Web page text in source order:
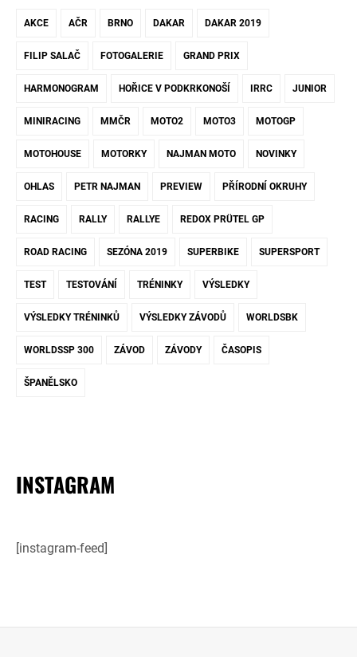
AKCE AČR BRNO DAKAR DAKAR 2019
FILIP SALAČ FOTOGALERIE GRAND PRIX
HARMONOGRAM HOŘICE V PODKRKONOŠÍ IRRC JUNIOR
MINIRACING MMČR MOTO2 MOTO3 MOTOGP
MOTOHOUSE MOTORKY NAJMAN MOTO NOVINKY
OHLAS PETR NAJMAN PREVIEW PŘÍRODNÍ OKRUHY
RACING RALLY RALLYE REDOX PRÜTEL GP
ROAD RACING SEZÓNA 2019 SUPERBIKE SUPERSPORT
TEST TESTOVÁNÍ TRÉNINKY VÝSLEDKY
VÝSLEDKY TRÉNINKŮ VÝSLEDKY ZÁVODŮ WORLDSBK
WORLDSSP 300 ZÁVOD ZÁVODY ČASOPIS
ŠPANĚLSKO
INSTAGRAM
[instagram-feed]